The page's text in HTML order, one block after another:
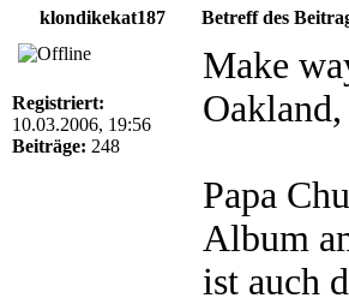
klondikekat187
Betreff des
Registriert:
10.03.2006, 19:56
Beiträge: 248
Make
Papa
Album
ist auch